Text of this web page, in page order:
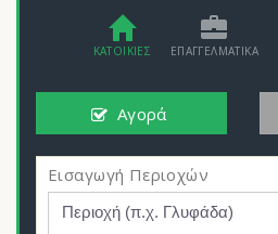
ΚΑΤΟΙΚΙΕΣ ΕΠΑΓΓΕΛΜΑΤΙΚΑ
Αγορά
Εισαγωγή Περιοχών